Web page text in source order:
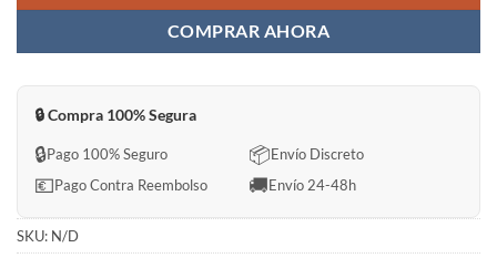
COMPRAR AHORA
🔒 Compra 100% Segura
🔒Pago 100% Seguro 📦Envío Discreto
💶Pago Contra Reembolso 🚚Envío 24-48h
SKU: N/D